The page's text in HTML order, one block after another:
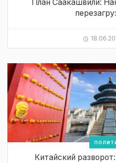
План Саакашвили:
Китайский